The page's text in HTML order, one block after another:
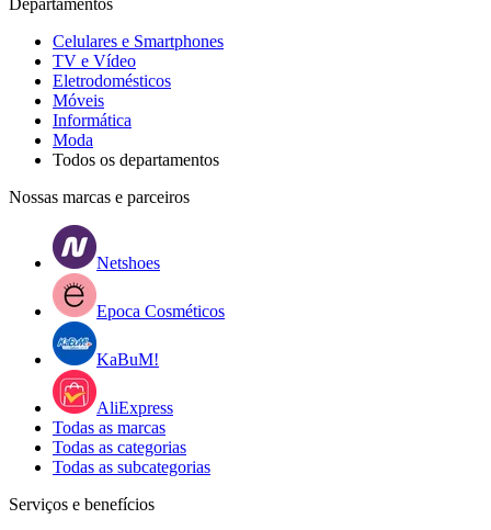
Celulares e Smartphones
TV e Vídeo
Eletrodomésticos
Móveis
Informática
Moda
Todos os departamentos
Nossas marcas e parceiros
Netshoes
Epoca Cosméticos
KaBuM!
AliExpress
Todas as marcas
Todas as categorias
Todas as subcategorias
Serviços e benefícios